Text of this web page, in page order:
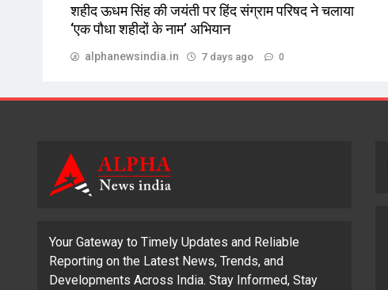
शहीद ऊधम सिंह की जयंती पर हिंद संग्राम परिषद ने चलाया
‘एक पौधा शहीदों के नाम’ अभियान
alphanewsindia.in 7 days ago 0
Your Gateway to Timely Updates and Reliable
Reporting on the Latest News, Trends, and
Developments Across India. Stay Informed, Stay